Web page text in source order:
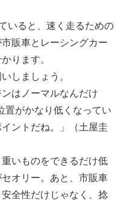
いると、速く走るための
販車とレーシングカー
ります。
しましょう。
はノーマルなんだけ
置がかなり低くなってい
ントだね。」（土屋圭
いものをできるだけ低
オリー。あと、市販車
全性だけじゃなく、捻